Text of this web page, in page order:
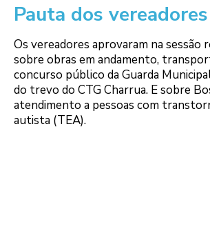
Pauta dos vereadores
Os vereadores aprovaram na sessão
sobre obras em andamento,
concurso público da Guarda
do trevo do CTG Charrua. E sobre
atendimento a pessoas com
autista (TEA).